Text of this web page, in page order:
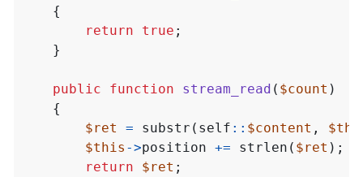
{
return
true ;
}
public function stream_read ( $count )
{
$ret
= substr ( self :: $content ,
$this ->position += strlen ( $ret );
return
$ret ;